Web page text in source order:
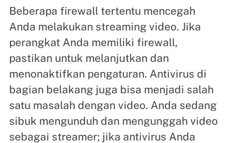
Beberapa firewall tertentu mencegah
Anda melakukan streaming video. Jika
perangkat Anda memiliki firewall,
pastikan untuk melanjutkan dan
menonaktifkan pengaturan. Antivirus di
bagian belakang juga bisa menjadi salah
satu masalah dengan video. Anda sedang
sibuk mengunduh dan mengunggah video
sebagai streamer; jika antivirus Anda